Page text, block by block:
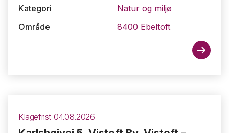
Kategori
Natur og miljø
Område
8400 Ebeltoft
Klagefrist 04.08.2026